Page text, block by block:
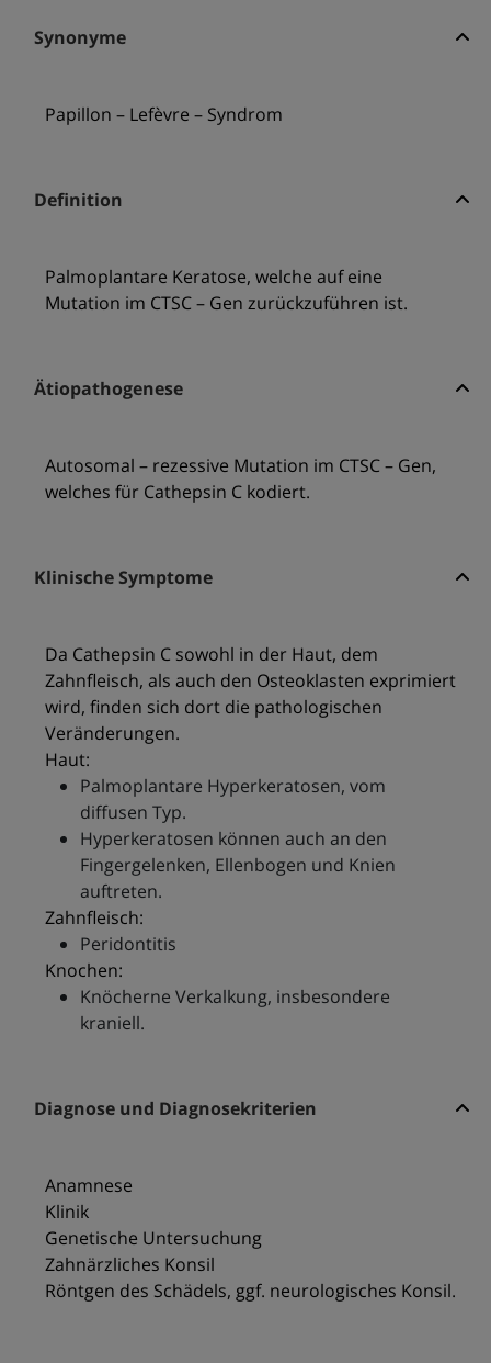
Synonyme
Papillon – Lefèvre – Syndrom
Definition
Palmoplantare Keratose, welche auf eine
Mutation im CTSC – Gen zurückzuführen ist.
Ätiopathogenese
Autosomal – rezessive Mutation im CTSC – Gen,
welches für Cathepsin C kodiert.
Klinische Symptome
Da Cathepsin C sowohl in der Haut, dem
Zahnfleisch, als auch den Osteoklasten exprimiert
wird, finden sich dort die pathologischen
Veränderungen.
Haut:
Palmoplantare Hyperkeratosen, vom
diffusen Typ.
Hyperkeratosen können auch an den
Fingergelenken, Ellenbogen und Knien
auftreten.
Zahnfleisch:
Peridontitis
Knochen:
Knöcherne Verkalkung, insbesondere
kraniell.
Diagnose und Diagnosekriterien
Anamnese
Klinik
Genetische Untersuchung
Zahnärzliches Konsil
Röntgen des Schädels, ggf. neurologisches Konsil.